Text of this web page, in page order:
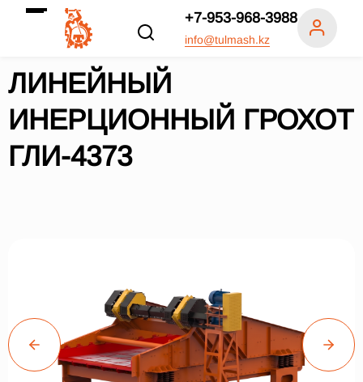
+7-953-968-3988
info@tulmash.kz
ЛИНЕЙНЫЙ
ИНЕРЦИОННЫЙ ГРОХОТ
ГЛИ-4373